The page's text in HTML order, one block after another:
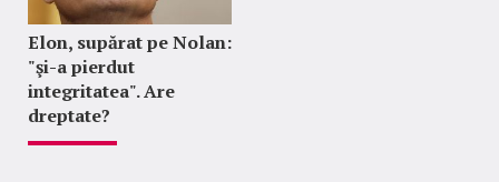
Elon, supărat pe Nolan:
"şi-a pierdut
integritatea". Are
dreptate?